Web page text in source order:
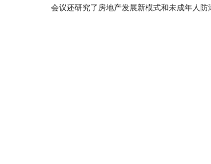
会议还研究了房地产发展新模式和未成年人防